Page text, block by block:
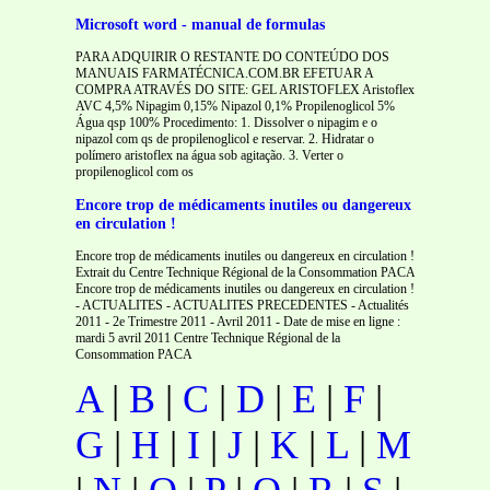
Microsoft word - manual de formulas
PARA ADQUIRIR O RESTANTE DO CONTEÚDO DOS
MANUAIS FARMATÉCNICA.COM.BR EFETUAR A
COMPRA ATRAVÉS DO SITE: GEL ARISTOFLEX Aristoflex
AVC 4,5% Nipagim 0,15% Nipazol 0,1% Propilenoglicol 5%
Água qsp 100% Procedimento: 1. Dissolver o nipagim e o
nipazol com qs de propilenoglicol e reservar. 2. Hidratar o
polímero aristoflex na água sob agitação. 3. Verter o
propilenoglicol com os
Encore trop de médicaments inutiles ou dangereux
en circulation !
Encore trop de médicaments inutiles ou dangereux en circulation !
Extrait du Centre Technique Régional de la Consommation PACA
Encore trop de médicaments inutiles ou dangereux en circulation !
- ACTUALITES - ACTUALITES PRECEDENTES - Actualités
2011 - 2e Trimestre 2011 - Avril 2011 - Date de mise en ligne :
mardi 5 avril 2011 Centre Technique Régional de la
Consommation PACA
A| B | C | D | E | F |
G | H | I | J | K | L | M